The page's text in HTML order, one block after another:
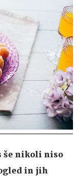
še nikoli niso
in jih